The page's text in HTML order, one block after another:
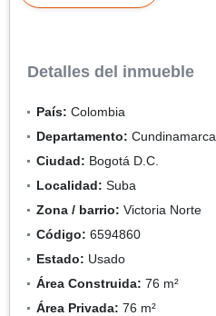
Detalles del inmueble
País: Colombia
Departamento: Cundinamarca
Ciudad: Bogotá D.C.
Localidad: Suba
Zona / barrio: Victoria Norte
Código: 6594860
Estado: Usado
Área Construida: 76 m²
Área Privada: 76 m²